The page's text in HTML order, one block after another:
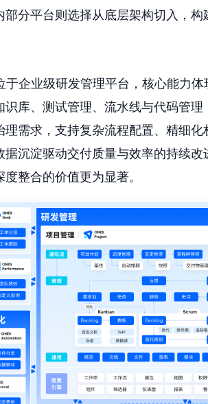
部分平台则选择从底层架构切入，构
于企业级研发管理平台，核心能力
识库、测试管理、流水线与代码管
理需求，支持复杂流程配置、精细
据沉淀驱动交付质量与效率的持续
度整合的价值更为显著。